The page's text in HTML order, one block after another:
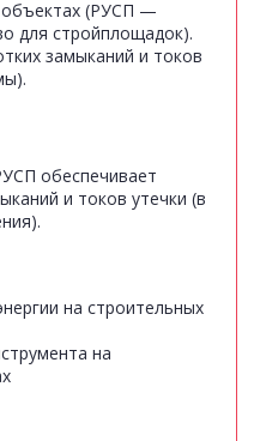
объектах (РУСП —
для стройплощадок).
замыканий и токов
обеспечивает
и токов утечки (в
на строительных
на